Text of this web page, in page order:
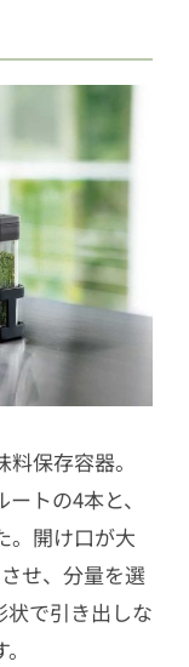
保存容器。
トの4本と、
。開け口が大
せ、分量を選
状で引き出しな